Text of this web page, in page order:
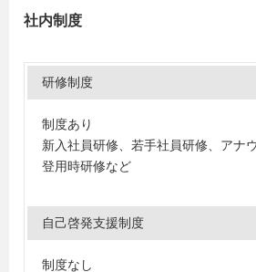
社内制度
研修制度
制度あり
新入社員研修、若手社員研修、アナ
登用時研修など
自己啓発支援制度
制度なし